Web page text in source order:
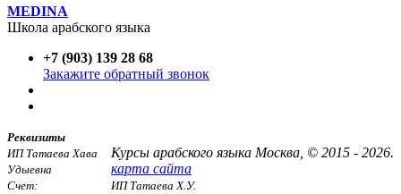
MEDINA
Школа арабского языка
+7 (903) 139 28 68
Закажите обратный звонок
Курсы арабского языка Москва, © 2015 - 2026.
карта сайта
ИП Татаева Х.У.
Реквизиты
ИП Татаева Хава
Удыевна
Счет: